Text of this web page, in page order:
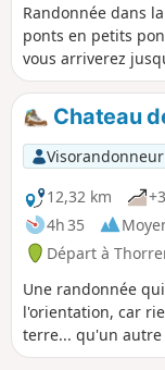
Randonnée dans
ponts en petits
vous arriverez
j'en suis sûr vous
connaissez pas.
fera passer dans
sur le viaduc de
Chateau
Visorandonneur
12,32 km
4h 35
Départ à
Une randonnée
l'orientation, car
terre... qu'un autre
une belle vue sur